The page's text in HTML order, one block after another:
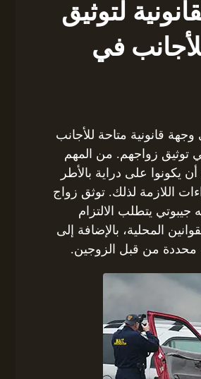
لتوثيق
في
وجهة قانونية متاحة للأجانب
توثيق زواجهم. من المهم
أن يكونوا على دراية بالأطر
اللازمة لذلك. توثق زواج
جيبوتي يتطلب الالتزام
المحلية، بالإضافة إلى
محددة من قبل الزوجين.